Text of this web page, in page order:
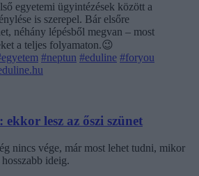
egyetemi ügyintézések között a
is szerepel. Bár elsőre
néhány lépésből megvan – most
a teljes folyamaton.😉
#neptun #eduline #foryou
lesz az őszi szünet
nincs vége, már most lehet tudni, mikor
ideig.